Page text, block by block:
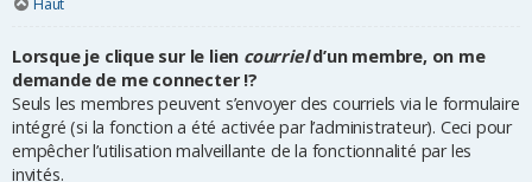
Lorsque je clique sur le lien courrield’un membre, on me
demande de me connecter !?
Seuls les membres peuvent s’envoyer des courriels via le formulaire
intégré (si la fonction a été activée par l’administrateur). Ceci pour
empêcher l’utilisation malveillante de la fonctionnalité par les
invités.